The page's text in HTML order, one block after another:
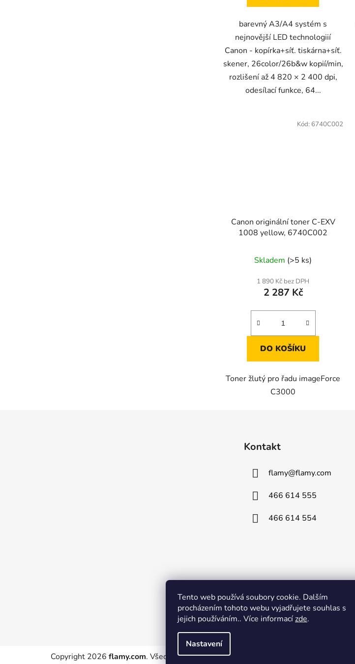
Tento web používá soubory cookie. Dalším
procházením tohoto webu vyjadřujete souhlas s
jejich používáním.. Více informacízde.
Nastavení
barevný A3/A4 systém s
nejnovější LED technologiií
Canon - kopírka+síť. tiskárna+síť.
skener, 26color/26b&w kopií/min,
rozlišení až 4 820 × 2 400 dpi,
odesílací funkce, 64...
Canon originální toner C-EXV
1008 yellow, 6740C002
Skladem (>5 ks)
1 890 Kč bez DPH
2 287 Kč
DO KOŠÍKU
Toner žlutý pro řadu imageForce
C3000
Kód: 6740C002
Kontakt
flamy@flamy.com
466 614 555
466 614 554
Copyright 2026 flamy.com. Všechna práva vyhrazena.